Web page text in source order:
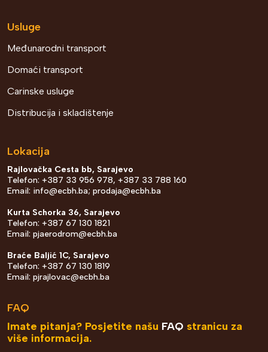
Usluge
Međunarodni transport
Domaći transport
Carinske usluge
Distribucija i skladištenje
Lokacija
Rajlovačka Cesta bb, Sarajevo
Telefon: +387 33 956 978, +387 33 788 160
Email: info@ecbh.ba; prodaja@ecbh.ba
Kurta Schorka 36, Sarajevo
Telefon: +387 67 130 1821
Email: pjaerodrom@ecbh.ba
Braće Baljić 1C, Sarajevo
Telefon: +387 67 130 1819
Email: pjrajlovac@ecbh.ba
FAQ
Imate pitanja? Posjetite našu FAQ stranicu za
više informacija.